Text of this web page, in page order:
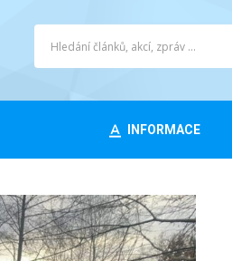
INFORMACE